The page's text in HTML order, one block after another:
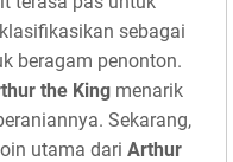
sebagai
beragam penonton.
the King menarik
Sekarang,
utama dari Arthur